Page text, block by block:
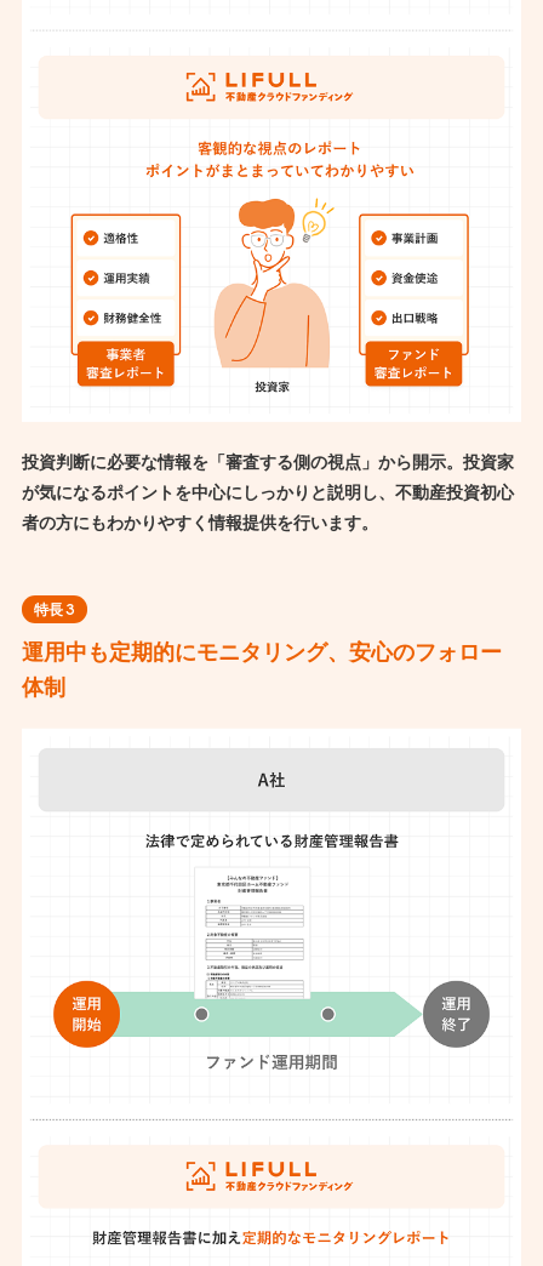
投資判断に必要な情報を「審査する側の視点」から開示。投資家
が気になるポイントを中心にしっかりと説明し、 不動産投資初心
者の方にもわかりやすく情報提供を行います。
特長3
運用中も定期的にモニタリング、安心のフォロー
体制